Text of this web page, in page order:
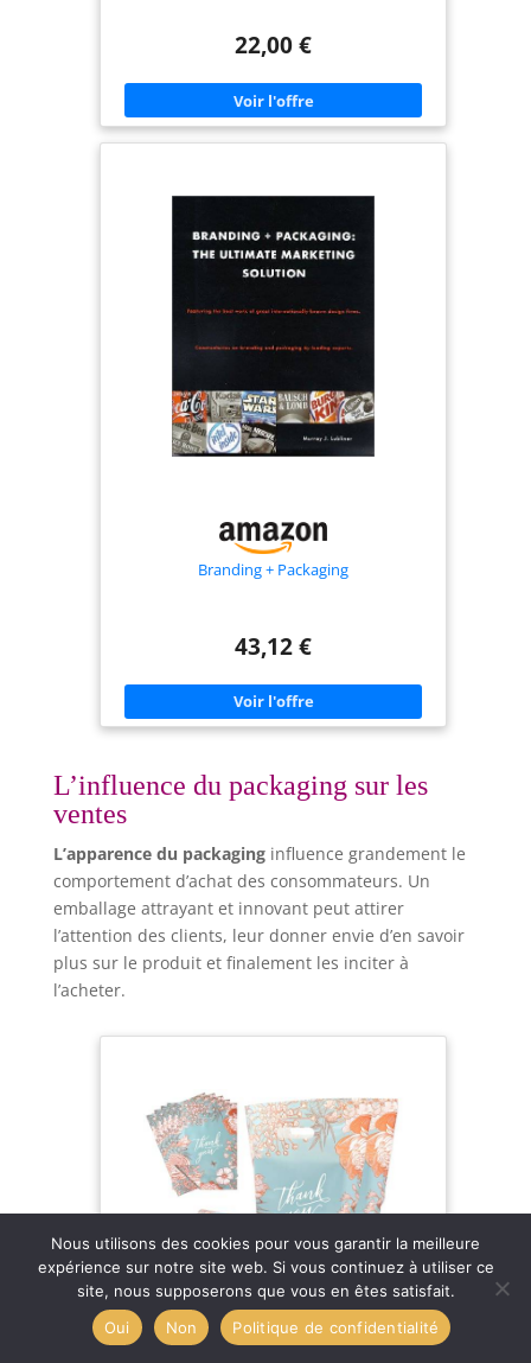
22,00 €
Branding + Packaging
43,12 €
L’influence du packaging sur les
ventes
L’apparence du packaginginfluence grandement le
comportement d’achat des consommateurs. Un
emballage attrayant et innovant peut attirer
l’attention des clients, leur donner envie d’en savoir
plus sur le produit et finalement les inciter à
l’acheter.
Nous utilisons des cookies pour vous garantir la meilleure
expérience sur notre site web. Si vous continuez à utiliser ce
site, nous supposerons que vous en êtes satisfait.
Oui
Non Politique de confidentialité